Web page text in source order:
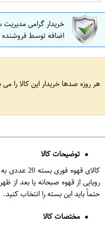
خریدار گرامی
اضافه توسط فروشنده
هر روزه صدها خریدار این کالا را
توضیحات کالا
رویایی از قهوه صبحانه یا بعد
حتماً باید این بسته را انتخاب کنید.
مختصات کالا